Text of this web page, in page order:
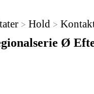
> Hold >
Ø